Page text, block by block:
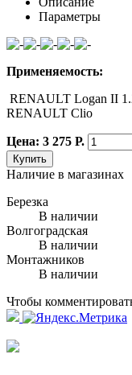
Параметры
Применяемость:
RENAULT Logan II
RENAULT Clio
Цена: 3 275 Р.
Купить
Наличие в магазинах
Березка
В наличии
Волгоградская
В наличии
Монтажников
В наличии
Чтобы